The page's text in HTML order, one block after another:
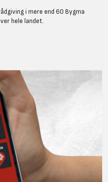
i mere end 60 Bygma
hele landet.